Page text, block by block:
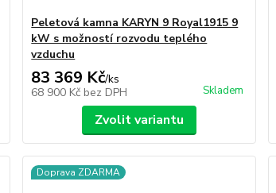
Peletová kamna KARYN 9 Royal1915 9
kW s možností rozvodu teplého
vzduchu
83 369 Kč/ks
68 900 Kč bez DPH Skladem
Zvolit variantu
Doprava ZDARMA